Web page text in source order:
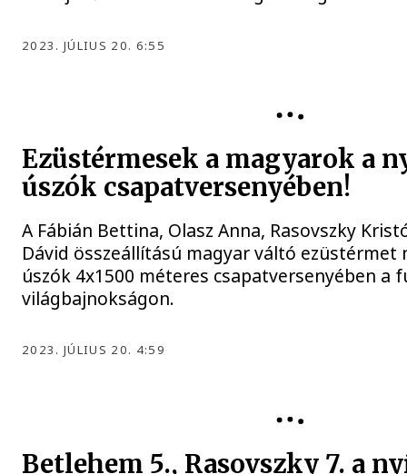
2023. JÚLIUS 20. 6:55
Ezüstérmesek a magyarok a
úszók csapatversenyében!
A Fábián Bettina, Olasz Anna, Rasovszky
Dávid összeállítású magyar váltó ezüstérmet
úszók 4x1500 méteres csapatversenyében a
világbajnokságon.
2023. JÚLIUS 20. 4:59
Betlehem 5., Rasovszky 7. a